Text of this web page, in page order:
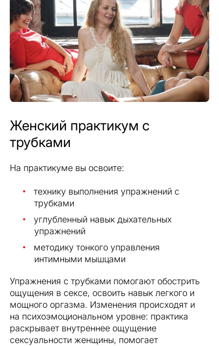
Женский практикум с
трубками
На практикуме вы освоите:
технику выполнения упражнений с
трубками
углубленный навык дыхательных
упражнений
методику тонкого управления
интимными мышцами
Упражнения с трубками помогают обострить
ощущения в сексе, освоить навык легкого и
мощного оргазма. Изменения происходят и
на психоэмоциональном уровне: практика
раскрывает внутреннее ощущение
сексуальности женщины, помогает